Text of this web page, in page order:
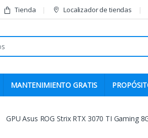
Tienda Localizador de tiendas
MANTENIMIENTO GRATIS
GPU Asus ROG Strix RTX 3070 TI Gaming